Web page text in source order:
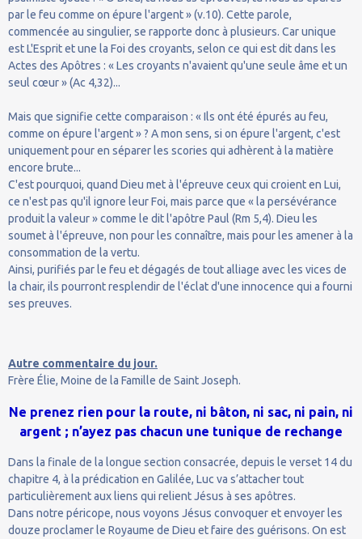
par le feu comme on épure l'argent » (v.10). Cette parole,
commencée au singulier, se rapporte donc à plusieurs. Car unique
est L'Esprit et une la Foi des croyants, selon ce qui est dit dans les
Actes des Apôtres : « Les croyants n'avaient qu'une seule âme et un
seul cœur » (Ac 4,32)...
Mais que signifie cette comparaison : « Ils ont été épurés au feu,
comme on épure l'argent » ? A mon sens, si on épure l'argent, c'est
uniquement pour en séparer les scories qui adhèrent à la matière
encore brute...
C'est pourquoi, quand Dieu met à l'épreuve ceux qui croient en Lui,
ce n'est pas qu'il ignore leur Foi, mais parce que « la persévérance
produit la valeur » comme le dit l'apôtre Paul (Rm 5,4). Dieu les
soumet à l'épreuve, non pour les connaître, mais pour les amener à la
consommation de la vertu.
Ainsi, purifiés par le feu et dégagés de tout alliage avec les vices de
la chair, ils pourront resplendir de l'éclat d'une innocence qui a fourni
ses preuves.
Autre commentaire du jour.
Frère Élie, Moine de la Famille de Saint Joseph.
Ne prenez rien pour la route, ni bâton, ni sac, ni pain, ni
argent ; n’ayez pas chacun une tunique de rechange
Dans la finale de la longue section consacrée, depuis le verset 14 du
chapitre 4, à la prédication en Galilée, Luc va s’attacher tout
particulièrement aux liens qui relient Jésus à ses apôtres.
Dans notre péricope, nous voyons Jésus convoquer et envoyer les
douze proclamer le Royaume de Dieu et faire des guérisons. On est